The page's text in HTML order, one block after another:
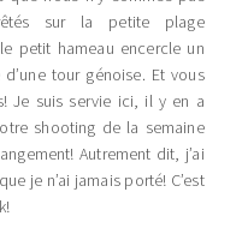
sur la petite plage
petit hameau encercle un
tour génoise. Et vous
Je suis servie ici, il y en a
shooting de la semaine
Autrement dit, j’ai
je n’ai jamais porté! C’est